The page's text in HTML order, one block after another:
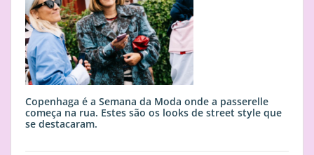
Copenhaga é a Semana da Moda onde a passerelle
começa na rua. Estes são os looks de street style que
se destacaram.